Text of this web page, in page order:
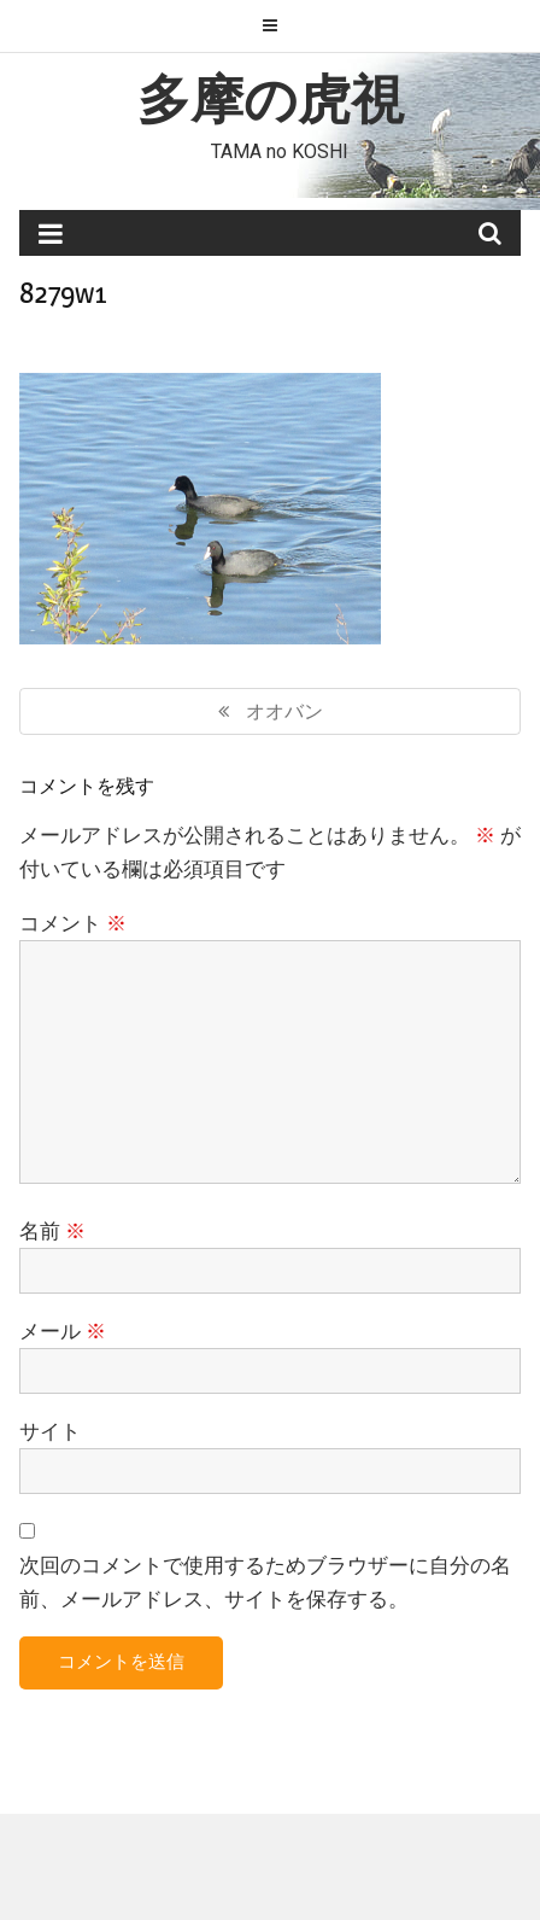
to
多摩の虎視
TAMA no KOSHI
8279w1
ナ
ゲ
シ
ョ
ン
Previous
Post:
オオバン
コメントを残す
メールアドレスが公開されることはありません。 ※ が
付いている欄は必須項目です
コメント ※
名前 ※
メール ※
サイト
次回のコメントで使用するためブラウザーに自分の名
前、メールアドレス、サイトを保存する。